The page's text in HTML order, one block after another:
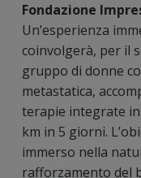
Fondazione
Un’esperienza
coinvolgerà, per il
gruppo di donne
metastatica,
terapie integrate
km in 5 giorni.
immerso nella
rafforzamento del